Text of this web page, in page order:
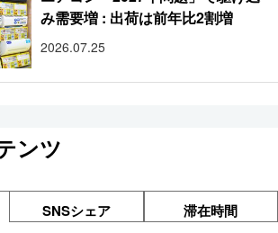
み需要増 : 出荷は前年比2割増
2026.07.25
ンツ
SNSシェア 滞在時間